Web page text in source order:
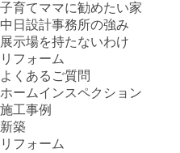
子育てママに勧めたい家
中日設計事務所の強み
展示場を持たないわけ
リフォーム
よくあるご質問
ホームインスペクション
施工事例
新築
リフォーム